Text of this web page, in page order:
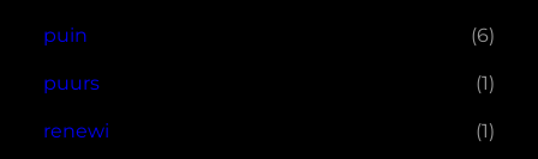
puin (6)
puurs (1)
renewi (1)